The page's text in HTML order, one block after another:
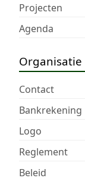
Projecten
Agenda
Organisatie
Contact
Bankrekening
Logo
Reglement
Beleid